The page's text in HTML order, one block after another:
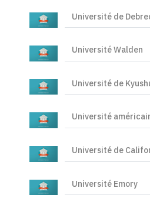
Université de
Université Walden
Université de
Université
Université de
Université Emory